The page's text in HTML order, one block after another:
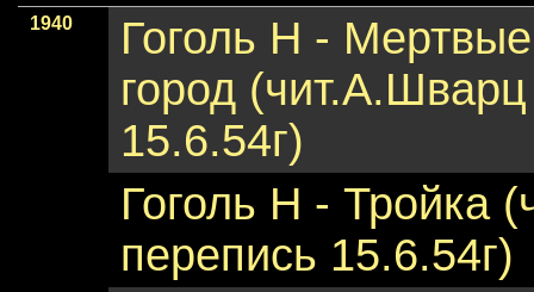
1940
Гоголь Н -
город
15.6.54г)
Гоголь Н - Тройка
перепись 15.6.54г)